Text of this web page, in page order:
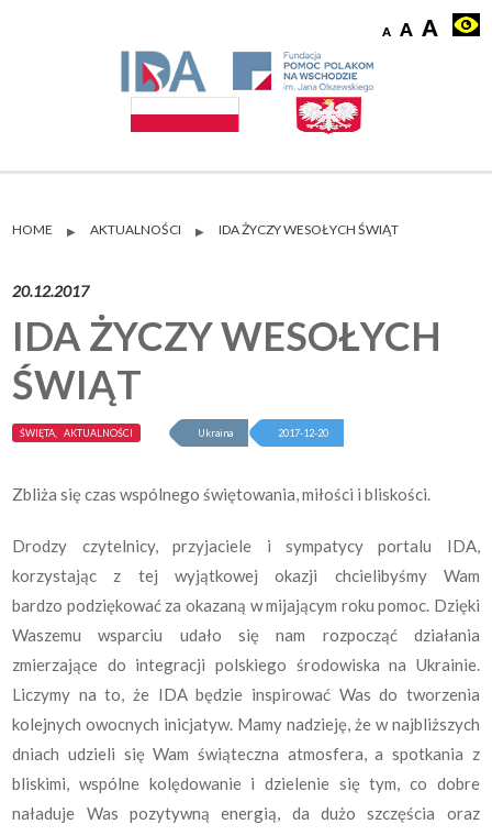
HOME ▶ AKTUALNOŚCI ▶ IDA ŻYCZY WESOŁYCH ŚWIĄT
20.12.2017
IDA ŻYCZY WESOŁYCH
ŚWIĄT
ŚWIĘTA, AKTUALNOŚCI Ukraina 2017-12-20
Zbliża się czas wspólnego świętowania, miłości i bliskości.
Drodzy czytelnicy, przyjaciele i sympatycy portalu IDA,
korzystając z tej wyjątkowej okazji chcielibyśmy Wam
bardzo podziękować za okazaną w mijającym roku pomoc. Dzięki
Waszemu wsparciu udało się nam rozpocząć działania
zmierzające do integracji polskiego środowiska na Ukrainie.
Liczymy na to, że IDA będzie inspirować Was do tworzenia
kolejnych owocnych inicjatyw. Mamy nadzieję, że w najbliższych
dniach udzieli się Wam świąteczna atmosfera, a spotkania z
bliskimi, wspólne kolędowanie i dzielenie się tym, co dobre
naładuje Was pozytywną energią, da dużo szczęścia oraz